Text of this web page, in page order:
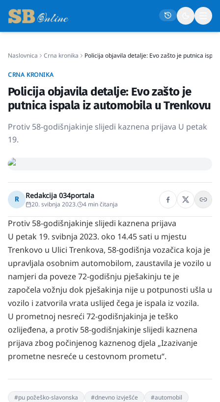
Politika
Osmrtnice
Naslovnica Crna kronika Policija objavila detalje: Evo zašto je putnica
CRNA KRONIKA
Policija objavila detalje: Evo zašto je
putnica ispala iz automobila u Trenkovu
Protiv 58-godišnjakinje slijedi kaznena prijava U petak
19.
R Redakcija 034portala
20. svibnja 2023. 4 min čitanja
Protiv 58-godišnjakinje slijedi kaznena prijava
U petak 19. svibnja 2023. oko 14.45 sati u mjestu
Trenkovo u Ulici Trenkova, 58-godišnja vozačica koja je
upravljala osobnim automobilom, zaustavila je vozilo u
namjeri da poveze 72-godišnju pješakinju te je
započela vožnju dok pješakinja nije u potpunosti ušla u
vozilo i zatvorila vrata uslijed čega je ispala iz vozila.
U prometnoj nesreći 72-godišnjakinja je teško
ozlijeđena, a protiv 58-godišnjakinje slijedi kaznena
prijava zbog počinjenog kaznenog djela „Izazivanje
prometne nesreće u cestovnom prometu“.
#pu požeško-slavonska #dnevno izvješće #automobil